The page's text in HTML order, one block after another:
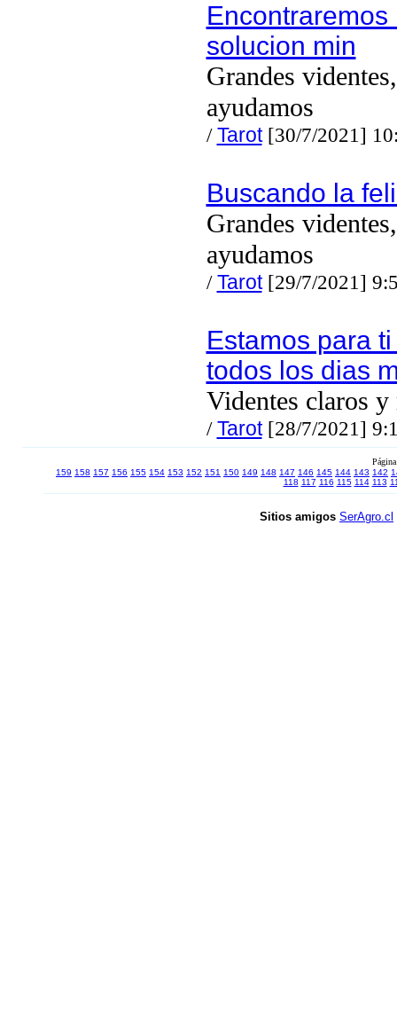
Encontraremos
solucion min
Grandes
ayudamos
/Tarot[30/7/2021]
Buscando la
Grandes
ayudamos
/Tarot[29/7/2021]
Estamos para
todos los dias
Videntes claros y
/Tarot[28/7/2021]
159 158 157 156 155 154 153 152 151 150 149 148 147 146 145 144 143 142
118 117 116 115 114 113
Sitios amigos SerAgro.cl